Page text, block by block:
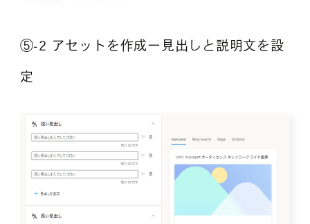
⑤-2 アセットを作成ー見出しと説明文を設
定